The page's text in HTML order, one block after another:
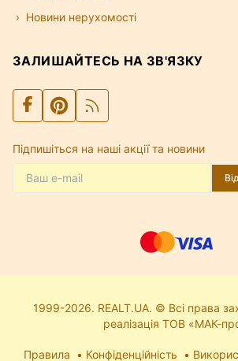
Новини нерухомості
ЗАЛИШАЙТЕСЬ НА ЗВ'ЯЗКУ
Підпишіться на наші акції та новини
1999-2026. REALT.UA. © Всі права
реалізація ТОВ «МАК-
Правила Конфіденційність